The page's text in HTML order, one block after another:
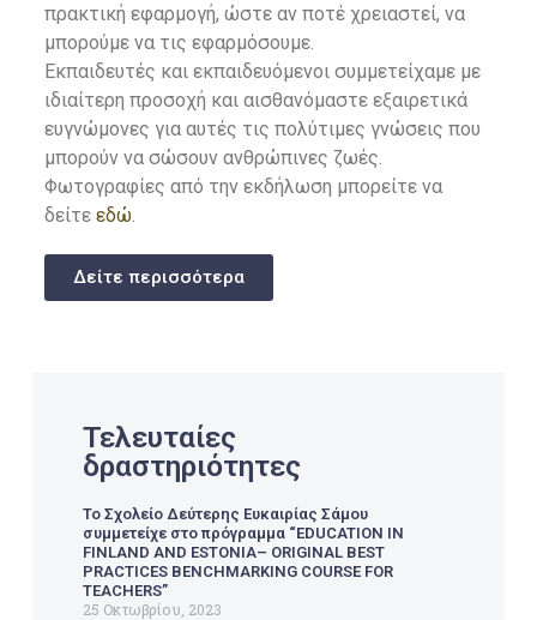
πρακτική εφαρμογή, ώστε αν ποτέ χρειαστεί, να
μπορούμε να τις εφαρμόσουμε.
Εκπαιδευτές και εκπαιδευόμενοι συμμετείχαμε με
ιδιαίτερη προσοχή και αισθανόμαστε εξαιρετικά
ευγνώμονες για αυτές τις πολύτιμες γνώσεις που
μπορούν να σώσουν ανθρώπινες ζωές.
Φωτογραφίες από την εκδήλωση μπορείτε να
δείτε εδώ
Δείτε περισσότερα
Τελευταίες
δραστηριότητες
Το Σχολείο Δεύτερης Ευκαιρίας Σάμου
συμμετείχε στο πρόγραμμα “EDUCATION IN
FINLAND AND ESTONIA– ORIGINAL BEST
PRACTICES BENCHMARKING COURSE FOR
TEACHERS”
25 Οκτωβρίου, 2023